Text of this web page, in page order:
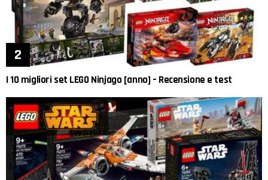
I 10 migliori set LEGO Ninjago [anno] – Recensione e test